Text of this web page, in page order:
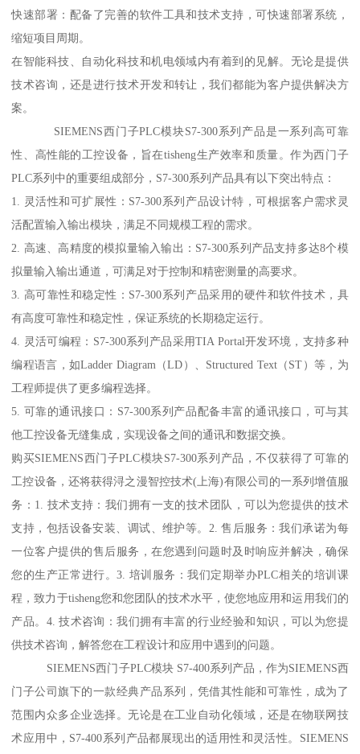
快速部署：配备了完善的软件工具和技术支持，可快速部署系统，
缩短项目周期。
在智能科技、自动化科技和机电领域内有着到的见解。无论是提供
技术咨询，还是进行技术开发和转让，我们都能为客户提供解决方
案。
SIEMENS西门子PLC模块S7-300系列产品是一系列高可靠
性、高性能的工控设备，旨在tisheng生产效率和质量。作为西门子
PLC系列中的重要组成部分，S7-300系列产品具有以下突出特点：
1. 灵活性和可扩展性：S7-300系列产品设计特，可根据客户需求灵
活配置输入输出模块，满足不同规模工程的需求。
2. 高速、高精度的模拟量输入输出：S7-300系列产品支持多达8个模
拟量输入输出通道，可满足对于控制和精密测量的高要求。
3. 高可靠性和稳定性：S7-300系列产品采用的硬件和软件技术，具
有高度可靠性和稳定性，保证系统的长期稳定运行。
4. 灵活可编程：S7-300系列产品采用TIA Portal开发环境，支持多种
编程语言，如Ladder Diagram（LD）、Structured Text（ST）等，为
工程师提供了更多编程选择。
5. 可靠的通讯接口：S7-300系列产品配备丰富的通讯接口，可与其
他工控设备无缝集成，实现设备之间的通讯和数据交换。
购买SIEMENS西门子PLC模块S7-300系列产品，不仅获得了可靠的
工控设备，还将获得浔之漫智控技术(上海)有限公司的一系列增值服
务：1. 技术支持：我们拥有一支的技术团队，可以为您提供的技术
支持，包括设备安装、调试、维护等。2. 售后服务：我们承诺为每
一位客户提供的售后服务，在您遇到问题时及时响应并解决，确保
您的生产正常进行。3. 培训服务：我们定期举办PLC相关的培训课
程，致力于tisheng您和您团队的技术水平，使您地应用和运用我们的
产品。4. 技术咨询：我们拥有丰富的行业经验和知识，可以为您提
供技术咨询，解答您在工程设计和应用中遇到的问题。
SIEMENS西门子PLC模块 S7-400系列产品，作为SIEMENS西
门子公司旗下的一款经典产品系列，凭借其性能和可靠性，成为了
范围内众多企业选择。无论是在工业自动化领域，还是在物联网技
术应用中，S7-400系列产品都展现出的适用性和灵活性。SIEMENS